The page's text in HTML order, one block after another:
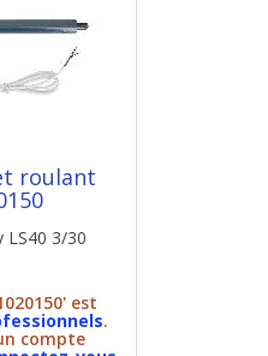
roulant
LS40 3/30
est
.
compte